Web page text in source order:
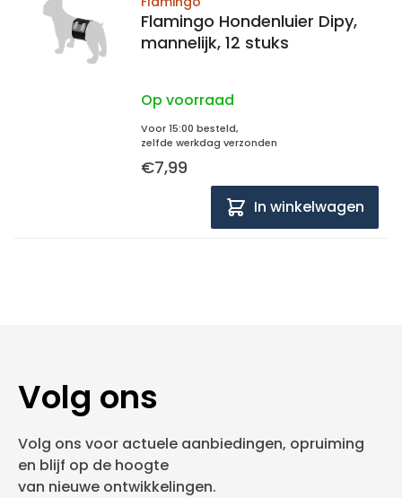
Flamingo Hondenluier Dipy,
mannelijk, 12 stuks
Op voorraad
Voor 15:00 besteld,
zelfde werkdag verzonden
€7,99
In winkelwagen
Volg ons
Volg ons voor actuele aanbiedingen, opruiming
en blijf op de hoogte
van nieuwe ontwikkelingen.